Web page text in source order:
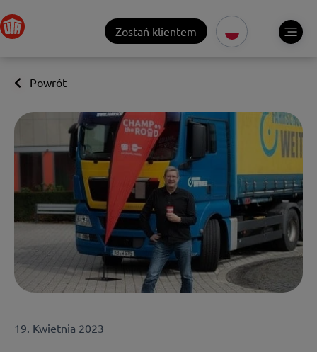
Zostań klientem
Powrót
19. Kwietnia 2023